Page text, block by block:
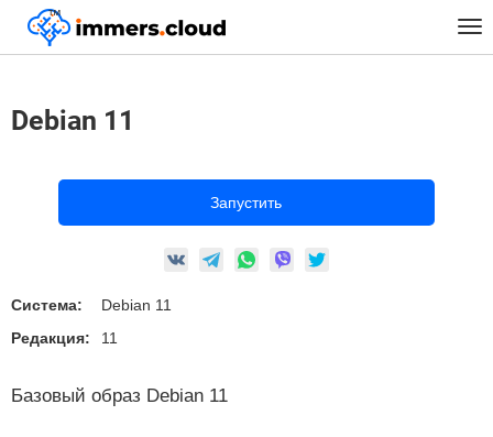
™
Главная Предустановленные Образы
Debian 11
Запустить
Система:
Debian 11
Редакция:
11
Базовый образ Debian 11